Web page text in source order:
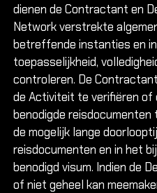
dienen de Contractant en
Network verstrekte
betreffende instanties en
toepasselijkheid,
controleren. De
de Activiteit te verifiëren of
benodigde reisdocumenten
de mogelijk lange
reisdocumenten en in het
benodigd visum. Indien de
of niet geheel kan